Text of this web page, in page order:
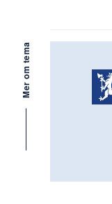
Mer om tema